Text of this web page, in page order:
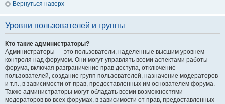
Вернуться наверх
Уровни пользователей и группы
Кто такие администраторы?
Администраторы — это пользователи, наделенные высшим уровнем
контроля над форумом. Они могут управлять всеми аспектами работы
форума, включая разграничение прав доступа, отключение
пользователей, создание групп пользователей, назначение модераторов
и т.п., в зависимости от прав, предоставленных им основателем форума.
Также администраторы могут обладать всеми возможностями
модераторов во всех форумах, в зависимости от прав, предоставленных